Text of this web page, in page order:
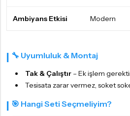
Ambiyans Etkisi Modern
🔧 Uyumluluk & Montaj
Tak & Çalıştır – Ek işlem
Tesisata zarar vermez, soket
🎯 Hangi Seti Seçmeliyim?